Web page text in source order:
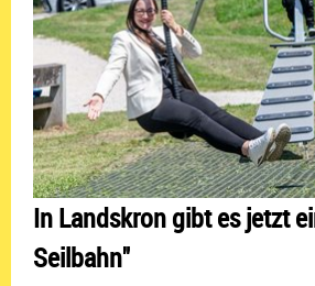
In Landskron gibt es jetzt
Seilbahn"